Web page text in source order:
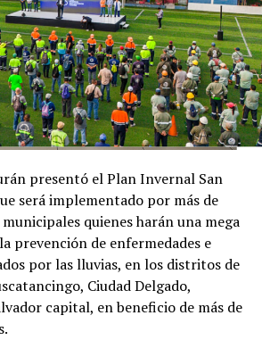
presentó el Plan Invernal San
será implementado por más de
quienes harán una mega
prevención de enfermedades e
por las lluvias, en los distritos de
Ciudad Delgado,
capital, en beneficio de más de